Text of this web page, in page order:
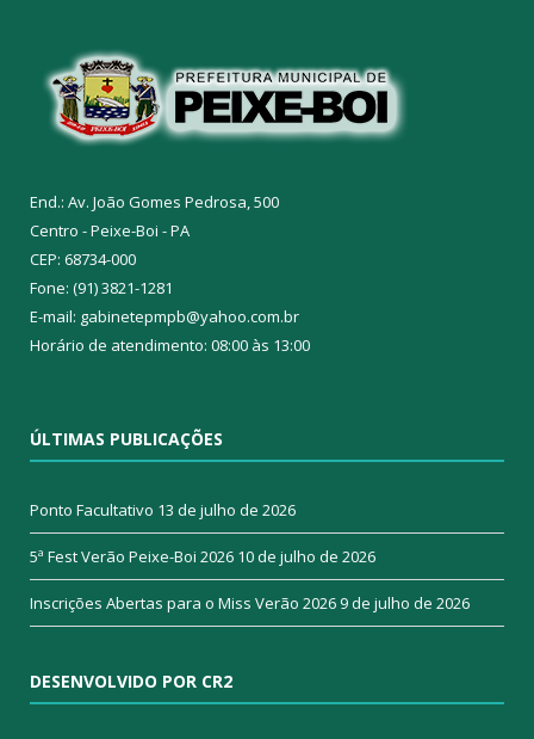
End.: Av. João Gomes Pedrosa, 500
Centro - Peixe-Boi - PA
CEP: 68734-000
Fone: (91) 3821-1281
E-mail: gabinetepmpb@yahoo.com.br
Horário de atendimento: 08:00 às 13:00
ÚLTIMAS PUBLICAÇÕES
Ponto Facultativo 13 de julho de 2026
5ª Fest Verão Peixe-Boi 2026 10 de julho de 2026
Inscrições Abertas para o Miss Verão 20269 de julho de 2026
DESENVOLVIDO POR CR2